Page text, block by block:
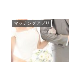
マッチングアプリ